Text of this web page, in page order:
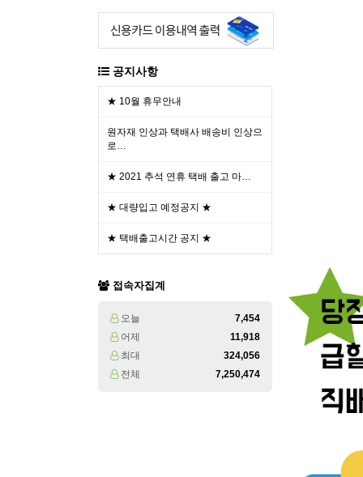
공지사항
★ 10월 휴무안내
원자재 인상과 택배사 배송비 인상으
로…
★ 2021 추석 연휴 택배 출고 마…
★ 대량입고 예정공지 ★
★ 택배출고시간 공지 ★
접속자집계
오늘
7,454
어제
11,918
최대
324,056
전체
7,250,474